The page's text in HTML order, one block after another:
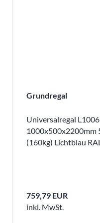
Grundregal
Universalregal
1000x500x2200mm
(160kg) Lichtblau
759,79 EUR
inkl. MwSt.